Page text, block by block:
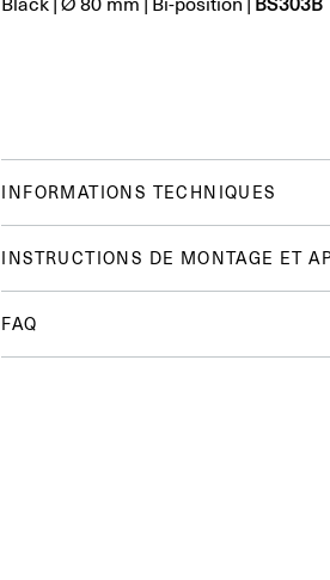
Black | Ø 80 mm | Bi-position |
INFORMATIONS TECHNIQUES
INSTRUCTIONS DE MONTAGE ET
FAQ